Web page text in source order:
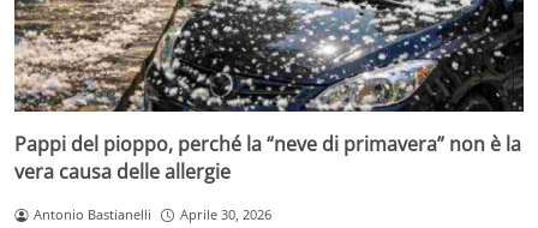
Pappi del pioppo, perché la “neve di primavera” non è la
vera causa delle allergie
Antonio Bastianelli Aprile 30, 2026